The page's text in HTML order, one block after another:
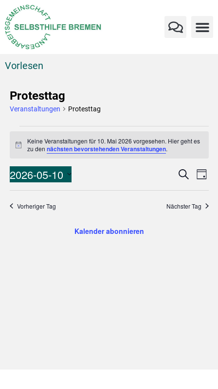
Vorlesen
Protesttag
Veranstaltungen Protesttag
Hinweis
Keine Veranstaltungen für 10. Mai 2026 vorgesehen. Hier geht es
zu den nächsten bevorstehenden Veranstaltungen.
Suche
und
Suche
Tag
2026-05-10
Vorheriger Tag Nächster Tag
Kalender abonnieren